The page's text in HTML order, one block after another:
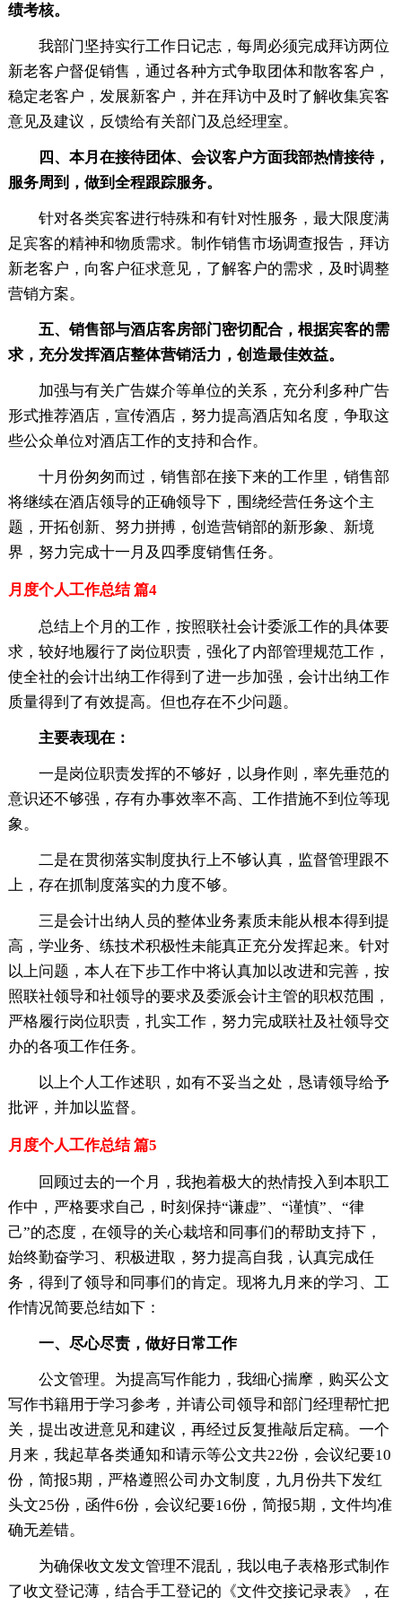
绩考核。
我部门坚持实行工作日记志，每周必须完成拜访两位
新老客户督促销售，通过各种方式争取团体和散客客户，
稳定老客户，发展新客户，并在拜访中及时了解收集宾客
意见及建议，反馈给有关部门及总经理室。
四、本月在接待团体、会议客户方面我部热情接待，
服务周到，做到全程跟踪服务。
针对各类宾客进行特殊和有针对性服务，最大限度满
足宾客的精神和物质需求。制作销售市场调查报告，拜访
新老客户，向客户征求意见，了解客户的需求，及时调整
营销方案。
五、销售部与酒店客房部门密切配合，根据宾客的需
求，充分发挥酒店整体营销活力，创造最佳效益。
加强与有关广告媒介等单位的关系，充分利多种广告
形式推荐酒店，宣传酒店，努力提高酒店知名度，争取这
些公众单位对酒店工作的支持和合作。
十月份匆匆而过，销售部在接下来的工作里，销售部
将继续在酒店领导的正确领导下，围绕经营任务这个主
题，开拓创新、努力拼搏，创造营销部的新形象、新境
界，努力完成十一月及四季度销售任务。
月度个人工作总结 篇4
总结上个月的工作，按照联社会计委派工作的具体要
求，较好地履行了岗位职责，强化了内部管理规范工作，
使全社的会计出纳工作得到了进一步加强，会计出纳工作
质量得到了有效提高。但也存在不少问题。
主要表现在：
一是岗位职责发挥的不够好，以身作则，率先垂范的
意识还不够强，存有办事效率不高、工作措施不到位等现
象。
二是在贯彻落实制度执行上不够认真，监督管理跟不
上，存在抓制度落实的力度不够。
三是会计出纳人员的整体业务素质未能从根本得到提
高，学业务、练技术积极性未能真正充分发挥起来。针对
以上问题，本人在下步工作中将认真加以改进和完善，按
照联社领导和社领导的要求及委派会计主管的职权范围，
严格履行岗位职责，扎实工作，努力完成联社及社领导交
办的各项工作任务。
以上个人工作述职，如有不妥当之处，恳请领导给予
批评，并加以监督。
月度个人工作总结 篇5
回顾过去的一个月，我抱着极大的热情投入到本职工
作中，严格要求自己，时刻保持“谦虚”、“谨慎”、“律
己”的态度，在领导的关心栽培和同事们的帮助支持下，
始终勤奋学习、积极进取，努力提高自我，认真完成任
务，得到了领导和同事们的肯定。现将九月来的学习、工
作情况简要总结如下：
一、尽心尽责，做好日常工作
公文管理。为提高写作能力，我细心揣摩，购买公文
写作书籍用于学习参考，并请公司 领导和部门经理帮忙把
关，提出改进意见和建议，再经过反复推敲后定稿。一个
月来，我起草各类通知和请示等公文共22份，会议纪要10
份，简报5期，严格遵照公司办文制度，九月份共下发红
头文25份，函件6份，会议纪要16份，简报5期，文件均准
确无差错。
为确保收文发文管理不混乱，我以电子表格形式制作
了收文登记薄，结合手工登记的《文件交接记录表》，在